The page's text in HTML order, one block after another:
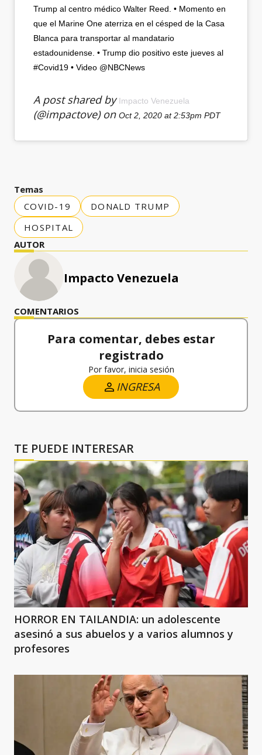
Trump al centro médico Walter Reed. • Momento en
que el Marine One aterriza en el césped de la Casa
Blanca para transportar al mandatario
estadounidense. • Trump dio positivo este jueves al
#Covid19 • Video @NBCNews
A post shared byImpacto Venezuela
(@impactove) on Oct 2, 2020 at 2:53pm PDT
Temas
COVID-19
DONALD TRUMP
HOSPITAL
AUTOR
Impacto Venezuela
COMENTARIOS
Para comentar, debes estar
registrado
Por favor, inicia sesión
INGRESA
TE PUEDE INTERESAR
HORROR EN TAILANDIA: un adolescente
asesinó a sus abuelos y a varios alumnos y
profesores